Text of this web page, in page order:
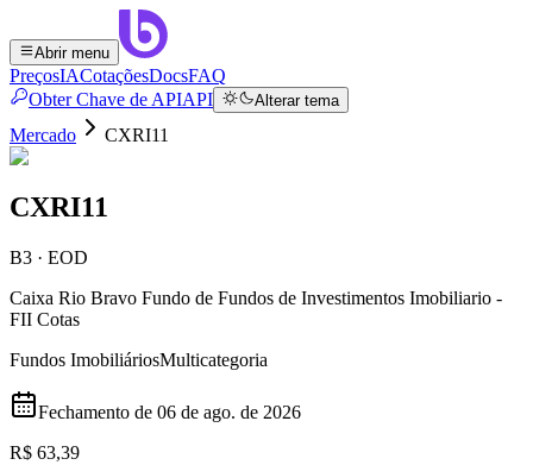
Abrir menu
PreçosIACotaçõesDocsFAQ
Obter Chave de APIAPI Alterar tema
Mercado CXRI11
CXRI11
B3 · EOD
Caixa Rio Bravo Fundo de Fundos de Investimentos Imobiliario -
FII Cotas
Fundos ImobiliáriosMulticategoria
Fechamento de 06 de ago. de 2026
R$ 63,39